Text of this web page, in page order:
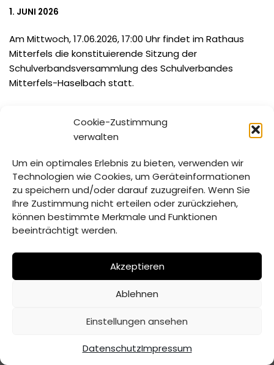
Cookie-Zustimmung
verwalten
Um ein optimales Erlebnis zu bieten, verwenden wir
Technologien wie Cookies, um Geräteinformationen
zu speichern und/oder darauf zuzugreifen. Wenn Sie
Ihre Zustimmung nicht erteilen oder zurückziehen,
können bestimmte Merkmale und Funktionen
beeinträchtigt werden.
Akzeptieren
Ablehnen
Einstellungen ansehen
DatenschutzImpressum
1. JUNI 2026
Am Mittwoch, 17.06.2026, 17:00 Uhr findet im Rathaus
Mitterfels die konstituierende Sitzung der
Schulverbandsversammlung des Schulverbandes
Mitterfels-Haselbach statt.
© Verwaltungsgemeinschaft Mitterfels | 2026 |
Datenschutz
Impressum Inhaltsverzeichnis